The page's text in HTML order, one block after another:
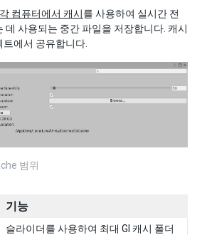
각 컴퓨터에서 캐시를 사용하여 실시간 전
데 사용되는 중간 파일을 저장합니다. 캐시
에서 공유합니다.
범위
기능
슬라이더를 사용하여 최대 GI 캐시 폴더